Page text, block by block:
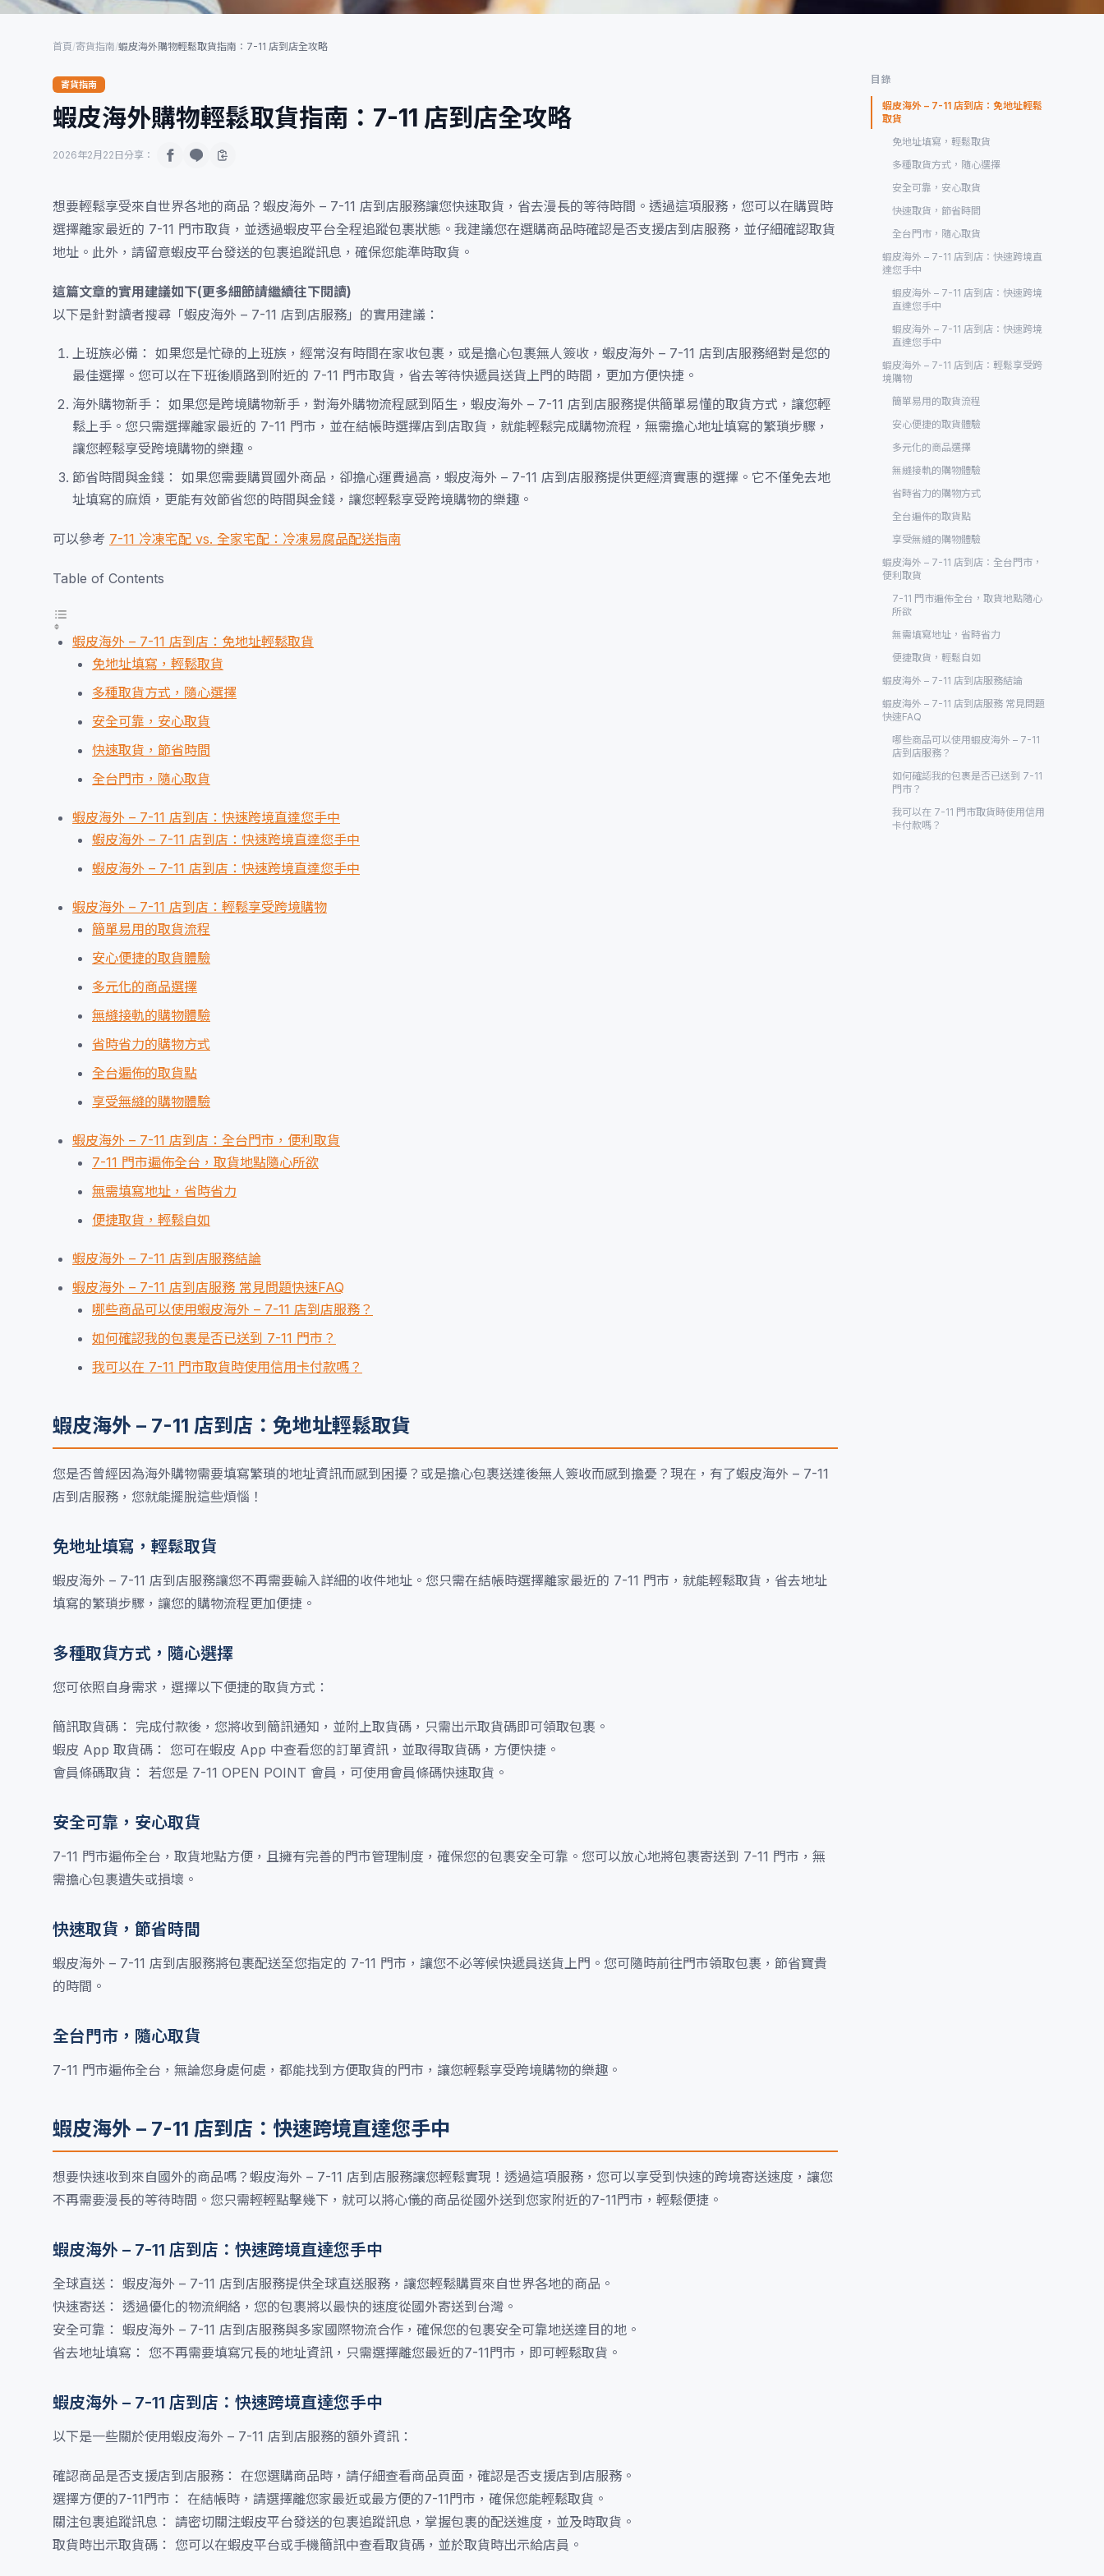
首頁/寄貨指南/蝦皮海外購物輕鬆取貨指南：7-11 店到店全攻略
寄貨指南
蝦皮海外購物輕鬆取貨指南：7-11 店到店全攻略
2026年2月22日 分享：
想要輕鬆享受來自世界各地的商品？蝦皮海外 – 7-11 店到店服務讓您快速取貨，省去漫長的等待時間。透過這項服務，您可以在購買時
選擇離家最近的 7-11 門市取貨，並透過蝦皮平台全程追蹤包裹狀態。我建議您在選購商品時確認是否支援店到店服務，並仔細確認取貨
地址。此外，請留意蝦皮平台發送的包裹追蹤訊息，確保您能準時取貨。
這篇文章的實用建議如下(更多細節請繼續往下閱讀)
以下是針對讀者搜尋「蝦皮海外 – 7-11 店到店服務」的實用建議：
上班族必備： 如果您是忙碌的上班族，經常沒有時間在家收包裹，或是擔心包裹無人簽收，蝦皮海外 – 7-11 店到店服務絕對是您的
最佳選擇。您可以在下班後順路到附近的 7-11 門市取貨，省去等待快遞員送貨上門的時間，更加方便快捷。
海外購物新手： 如果您是跨境購物新手，對海外購物流程感到陌生，蝦皮海外 – 7-11 店到店服務提供簡單易懂的取貨方式，讓您輕
鬆上手。您只需選擇離家最近的 7-11 門市，並在結帳時選擇店到店取貨，就能輕鬆完成購物流程，無需擔心地址填寫的繁瑣步驟，
讓您輕鬆享受跨境購物的樂趣。
節省時間與金錢： 如果您需要購買國外商品，卻擔心運費過高，蝦皮海外 – 7-11 店到店服務提供更經濟實惠的選擇。它不僅免去地
址填寫的麻煩，更能有效節省您的時間與金錢，讓您輕鬆享受跨境購物的樂趣。
可以參考 7-11 冷凍宅配 vs. 全家宅配：冷凍易腐品配送指南
Table of Contents
蝦皮海外 – 7-11 店到店：免地址輕鬆取貨
免地址填寫，輕鬆取貨
多種取貨方式，隨心選擇
安全可靠，安心取貨
快速取貨，節省時間
全台門市，隨心取貨
蝦皮海外 – 7-11 店到店：快速跨境直達您手中
蝦皮海外 – 7-11 店到店：快速跨境直達您手中
蝦皮海外 – 7-11 店到店：快速跨境直達您手中
蝦皮海外 – 7-11 店到店：輕鬆享受跨境購物
簡單易用的取貨流程
安心便捷的取貨體驗
多元化的商品選擇
無縫接軌的購物體驗
省時省力的購物方式
全台遍佈的取貨點
享受無縫的購物體驗
蝦皮海外 – 7-11 店到店：全台門市，便利取貨
7-11 門市遍佈全台，取貨地點隨心所欲
無需填寫地址，省時省力
便捷取貨，輕鬆自如
蝦皮海外 – 7-11 店到店服務結論
蝦皮海外 – 7-11 店到店服務 常見問題快速FAQ
哪些商品可以使用蝦皮海外 – 7-11 店到店服務？
如何確認我的包裹是否已送到 7-11 門市？
我可以在 7-11 門市取貨時使用信用卡付款嗎？
蝦皮海外 – 7-11 店到店：免地址輕鬆取貨
您是否曾經因為海外購物需要填寫繁瑣的地址資訊而感到困擾？或是擔心包裹送達後無人簽收而感到擔憂？現在，有了蝦皮海外 – 7-11
店到店服務，您就能擺脫這些煩惱！
免地址填寫，輕鬆取貨
蝦皮海外 – 7-11 店到店服務讓您不再需要輸入詳細的收件地址。您只需在結帳時選擇離家最近的 7-11 門市，就能輕鬆取貨，省去地址
填寫的繁瑣步驟，讓您的購物流程更加便捷。
多種取貨方式，隨心選擇
您可依照自身需求，選擇以下便捷的取貨方式：
簡訊取貨碼： 完成付款後，您將收到簡訊通知，並附上取貨碼，只需出示取貨碼即可領取包裹。
蝦皮 App 取貨碼： 您可在蝦皮 App 中查看您的訂單資訊，並取得取貨碼，方便快捷。
會員條碼取貨： 若您是 7-11 OPEN POINT 會員，可使用會員條碼快速取貨。
安全可靠，安心取貨
7-11 門市遍佈全台，取貨地點方便，且擁有完善的門市管理制度，確保您的包裹安全可靠。您可以放心地將包裹寄送到 7-11 門市，無
需擔心包裹遺失或損壞。
快速取貨，節省時間
蝦皮海外 – 7-11 店到店服務將包裹配送至您指定的 7-11 門市，讓您不必等候快遞員送貨上門。您可隨時前往門市領取包裹，節省寶貴
的時間。
全台門市，隨心取貨
7-11 門市遍佈全台，無論您身處何處，都能找到方便取貨的門市，讓您輕鬆享受跨境購物的樂趣。
蝦皮海外 – 7-11 店到店：快速跨境直達您手中
想要快速收到來自國外的商品嗎？蝦皮海外 – 7-11 店到店服務讓您輕鬆實現！透過這項服務，您可以享受到快速的跨境寄送速度，讓您
不再需要漫長的等待時間。您只需輕輕點擊幾下，就可以將心儀的商品從國外送到您家附近的7-11門市，輕鬆便捷。
蝦皮海外 – 7-11 店到店：快速跨境直達您手中
全球直送： 蝦皮海外 – 7-11 店到店服務提供全球直送服務，讓您輕鬆購買來自世界各地的商品。
快速寄送： 透過優化的物流網絡，您的包裹將以最快的速度從國外寄送到台灣。
安全可靠： 蝦皮海外 – 7-11 店到店服務與多家國際物流合作，確保您的包裹安全可靠地送達目的地。
省去地址填寫： 您不再需要填寫冗長的地址資訊，只需選擇離您最近的7-11門市，即可輕鬆取貨。
蝦皮海外 – 7-11 店到店：快速跨境直達您手中
以下是一些關於使用蝦皮海外 – 7-11 店到店服務的額外資訊：
確認商品是否支援店到店服務： 在您選購商品時，請仔細查看商品頁面，確認是否支援店到店服務。
選擇方便的7-11門市： 在結帳時，請選擇離您家最近或最方便的7-11門市，確保您能輕鬆取貨。
關注包裹追蹤訊息： 請密切關注蝦皮平台發送的包裹追蹤訊息，掌握包裹的配送進度，並及時取貨。
取貨時出示取貨碼： 您可以在蝦皮平台或手機簡訊中查看取貨碼，並於取貨時出示給店員。
目錄
蝦皮海外 – 7-11 店到店：免地址輕鬆
取貨
免地址填寫，輕鬆取貨
多種取貨方式，隨心選擇
安全可靠，安心取貨
快速取貨，節省時間
全台門市，隨心取貨
蝦皮海外 – 7-11 店到店：快速跨境直
達您手中
蝦皮海外 – 7-11 店到店：快速跨境
直達您手中
蝦皮海外 – 7-11 店到店：快速跨境
直達您手中
蝦皮海外 – 7-11 店到店：輕鬆享受跨
境購物
簡單易用的取貨流程
安心便捷的取貨體驗
多元化的商品選擇
無縫接軌的購物體驗
省時省力的購物方式
全台遍佈的取貨點
享受無縫的購物體驗
蝦皮海外 – 7-11 店到店：全台門市，
便利取貨
7-11 門市遍佈全台，取貨地點隨心
所欲
無需填寫地址，省時省力
便捷取貨，輕鬆自如
蝦皮海外 – 7-11 店到店服務結論
蝦皮海外 – 7-11 店到店服務 常見問題
快速FAQ
哪些商品可以使用蝦皮海外 – 7-11
店到店服務？
如何確認我的包裹是否已送到 7-11
門市？
我可以在 7-11 門市取貨時使用信用
卡付款嗎？